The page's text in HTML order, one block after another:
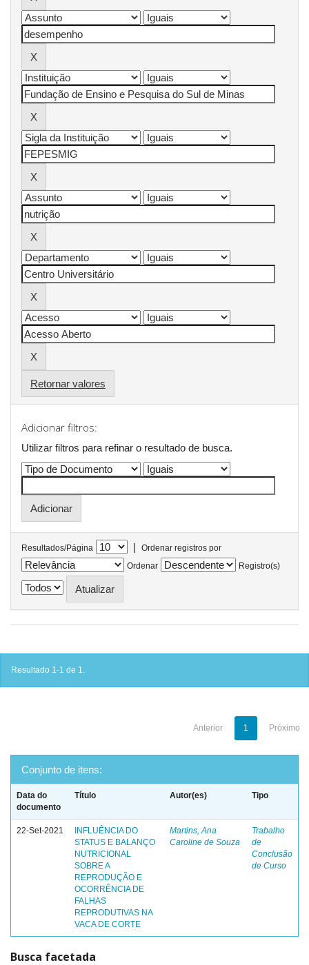
Retornar valores
Adicionar filtros:
Utilizar filtros para refinar o resultado de busca.
Resultados/Página |
Ordenar registros por
Ordenar
Registro(s)
Resultado 1-1 de 1.
Anterior 1 Próximo
Conjunto de itens:
Data do
documento
Título Autor(es) Tipo
22-Set-2021
INFLUÊNCIA DO
STATUS E BALANÇO
NUTRICIONAL
SOBRE A
REPRODUÇÃO E
OCORRÊNCIA DE
FALHAS
REPRODUTIVAS NA
VACA DE CORTE
Martins, Ana
Caroline de Souza
Trabalho
de
Conclusão
de Curso
Busca facetada